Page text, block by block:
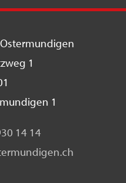
1
1
14 14
rm nd g n ch